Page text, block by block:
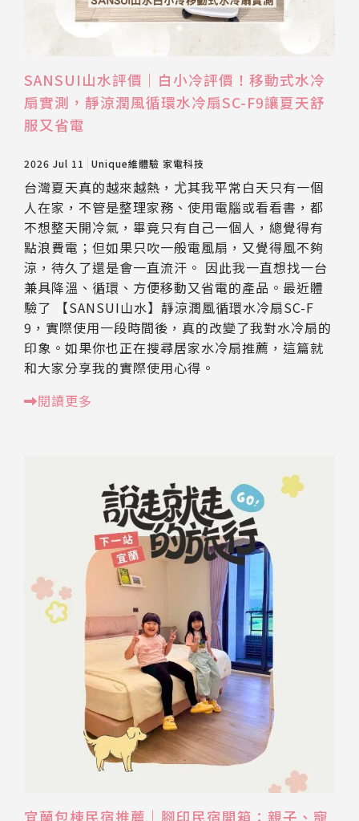
SANSUI山水評價｜白小冷評價！移動式水冷
扇實測，靜涼潤風循環水冷扇SC-F9讓夏天舒
服又省電
2026 Jul 11 Unique維體驗 家電科技
台灣夏天真的越來越熱，尤其我平常白天只有一個
人在家，不管是整理家務、使用電腦或看看書，都
不想整天開冷氣，畢竟只有自己一個人，總覺得有
點浪費電；但如果只吹一般電風扇，又覺得風不夠
涼，待久了還是會一直流汗。 因此我一直想找一台
兼具降溫、循環、方便移動又省電的產品。最近體
驗了 【SANSUI山水】靜涼潤風循環水冷扇SC-F
9，實際使用一段時間後，真的改變了我對水冷扇的
印象。如果你也正在搜尋居家水冷扇推薦，這篇就
和大家分享我的實際使用心得。
閱讀更多
宜蘭包棟民宿推薦｜腳印民宿開箱：親子、寵